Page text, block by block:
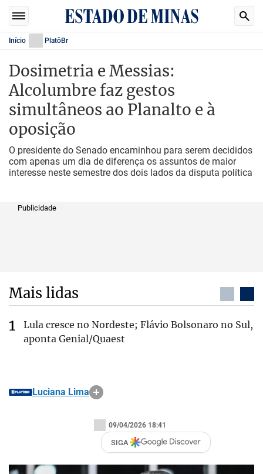
Início PlatôBr
Dosimetria e Messias:
Alcolumbre faz gestos
simultâneos ao Planalto e à
oposição
O presidente do Senado encaminhou para serem decididos
com apenas um dia de diferença os assuntos de maior
interesse neste semestre dos dois lados da disputa política
Publicidade
Mais lidas
Lula cresce no Nordeste; Flávio Bolsonaro no Sul,
aponta Genial/Quaest
Luciana Lima
09/04/2026 18:41
SIGA